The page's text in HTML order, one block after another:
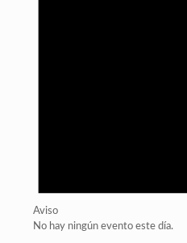
Aviso
No hay ningún evento este día.